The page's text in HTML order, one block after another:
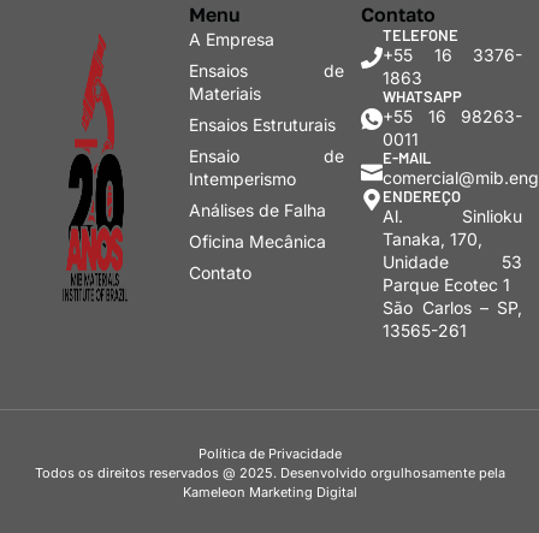
Menu
A Empresa
Ensaios de
Materiais
Ensaios Estruturais
Ensaio de
Intemperismo
Análises de Falha
Oficina Mecânica
Contato
Contato
TELEFONE
+55 16 3376-
1863
WHATSAPP
+55 16 98263-
0011
E-MAIL
ENDEREÇO
Al. Sinlioku
Tanaka, 170,
Unidade 53
Parque Ecotec 1
São Carlos – SP,
13565-261
Política de Privacidade
Todos os direitos reservados @ 2025. Desenvolvido orgulhosamente pela
Kameleon Marketing Digital